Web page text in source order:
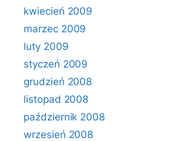
kwiecień 2009
marzec 2009
luty 2009
styczeń 2009
grudzień 2008
listopad 2008
październik 2008
wrzesień 2008